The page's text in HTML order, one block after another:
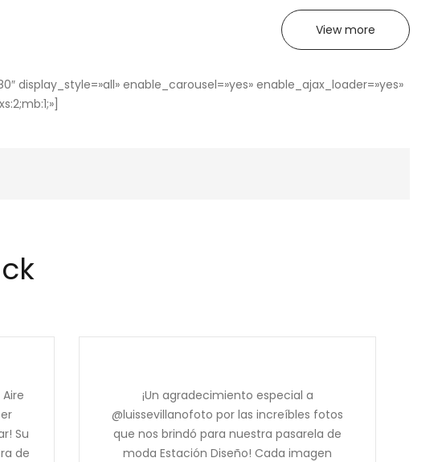
View more
display_style=»all» enable_carousel=»yes» enable_ajax_loader=»yes»
Su
de
¡Un agradecimiento especial a
@luissevillanofoto por las increíbles fotos
que nos brindó para nuestra pasarela de
moda Estación Diseño! Cada imagen